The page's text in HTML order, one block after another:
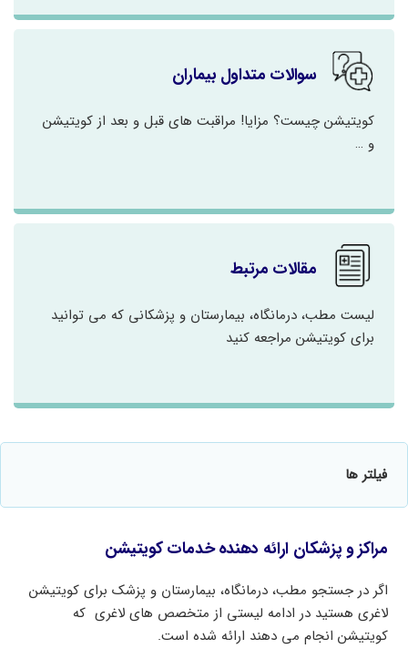
سوالات متداول بیماران
کویتیشن چیست؟ مزایا! مراقبت های قبل و بعد از کویتیشن
و …
مقالات مرتبط
لیست مطب، درمانگاه، بیمارستان و پزشکانی که می توانید
برای کویتیشن مراجعه کنید
مراکز و پزشکان ارائه دهنده خدمات کویتیشن
اگر در جستجو مطب، درمانگاه، بیمارستان و پزشک برای کویتیشن
لاغری هستید در ادامه لیستی از متخصص های لاغری که
کویتیشن انجام می دهند ارائه شده است.
فیلتر ها